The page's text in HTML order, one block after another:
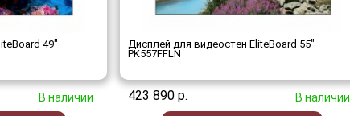
49"
В наличии
Дисплей для видеостен EliteBoard 55"
PK557FFLN
423 890 р. В наличии